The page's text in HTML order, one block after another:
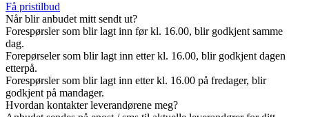
Få pristilbud
Når blir anbudet mitt sendt ut?
Forespørsler som blir lagt inn før kl. 16.00, blir godkjent samme
dag.
Forepørseler som blir lagt inn etter kl. 16.00, blir godkjent dagen
etterpå.
Forespørsler som blir lagt inn etter kl. 16.00 på fredager, blir
godkjent på mandager.
Hvordan kontakter leverandørene meg?